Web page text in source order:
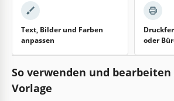
Text, Bilder und Farben
anpassen
oder
So verwenden und bearbeiten
Vorlage